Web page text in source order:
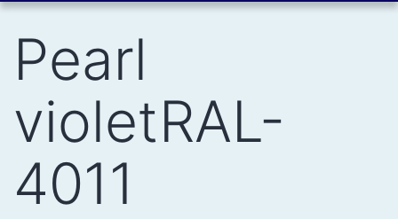
Pearl
violetRAL-
4011